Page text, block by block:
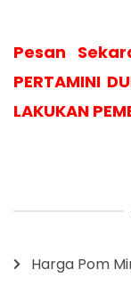
Pesan
PERTAMINI
LAKUKAN
Harga Pom